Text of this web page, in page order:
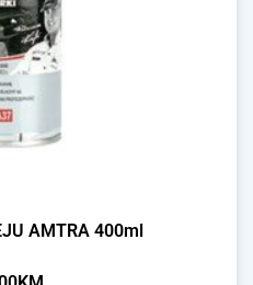
AMTRA 400ml